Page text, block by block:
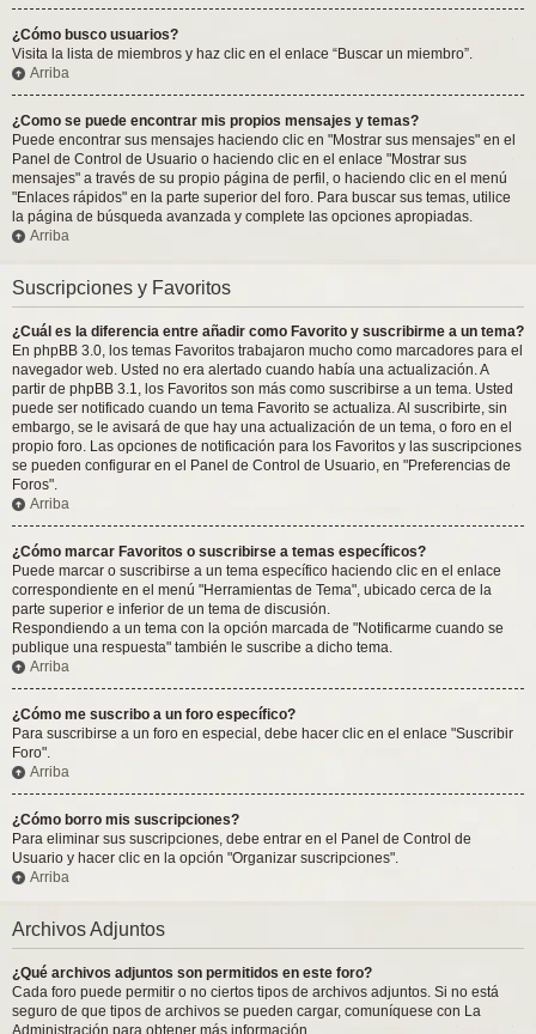
¿Cómo busco usuarios?
Visita la lista de miembros y haz clic en el enlace “Buscar un miembro”.
Arriba
¿Como se puede encontrar mis propios mensajes y temas?
Puede encontrar sus mensajes haciendo clic en "Mostrar sus mensajes" en el
Panel de Control de Usuario o haciendo clic en el enlace "Mostrar sus
mensajes" a través de su propio página de perfil, o haciendo clic en el menú
"Enlaces rápidos" en la parte superior del foro. Para buscar sus temas, utilice
la página de búsqueda avanzada y complete las opciones apropiadas.
Arriba
Suscripciones y Favoritos
¿Cuál es la diferencia entre añadir como Favorito y suscribirme a un tema?
En phpBB 3.0, los temas Favoritos trabajaron mucho como marcadores para el
navegador web. Usted no era alertado cuando había una actualización. A
partir de phpBB 3.1, los Favoritos son más como suscribirse a un tema. Usted
puede ser notificado cuando un tema Favorito se actualiza. Al suscribirte, sin
embargo, se le avisará de que hay una actualización de un tema, o foro en el
propio foro. Las opciones de notificación para los Favoritos y las suscripciones
se pueden configurar en el Panel de Control de Usuario, en "Preferencias de
Foros".
Arriba
¿Cómo marcar Favoritos o suscribirse a temas específicos?
Puede marcar o suscribirse a un tema específico haciendo clic en el enlace
correspondiente en el menú "Herramientas de Tema", ubicado cerca de la
parte superior e inferior de un tema de discusión.
Respondiendo a un tema con la opción marcada de "Notificarme cuando se
publique una respuesta" también le suscribe a dicho tema.
Arriba
¿Cómo me suscribo a un foro específico?
Para suscribirse a un foro en especial, debe hacer clic en el enlace "Suscribir
Foro".
Arriba
¿Cómo borro mis suscripciones?
Para eliminar sus suscripciones, debe entrar en el Panel de Control de
Usuario y hacer clic en la opción "Organizar suscripciones".
Arriba
Archivos Adjuntos
¿Qué archivos adjuntos son permitidos en este foro?
Cada foro puede permitir o no ciertos tipos de archivos adjuntos. Si no está
seguro de que tipos de archivos se pueden cargar, comuníquese con La
Administración para obtener más información.